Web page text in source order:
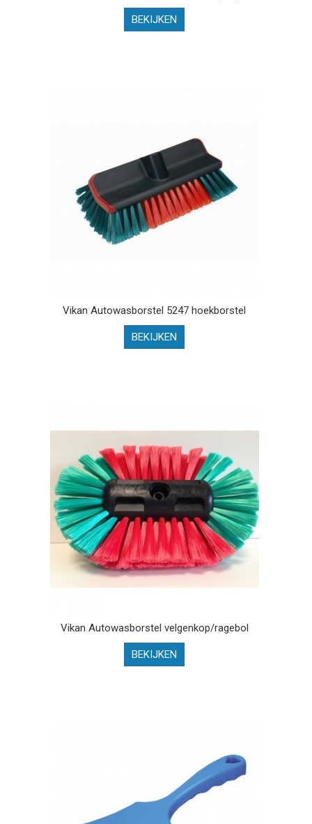
BEKIJKEN
Vikan Autowasborstel 5247 hoekborstel
BEKIJKEN
Vikan Autowasborstel velgenkop/ragebol
BEKIJKEN